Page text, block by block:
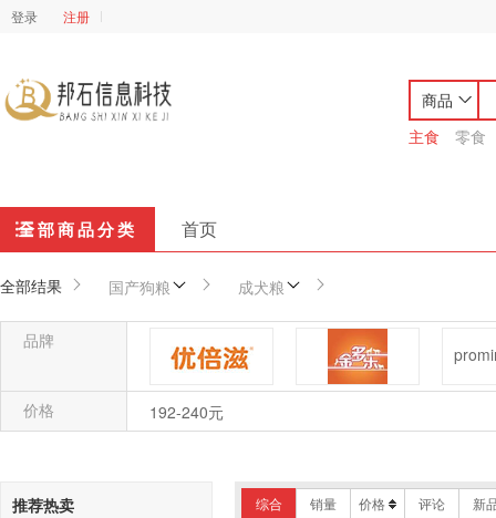
登录 注册
商品
主食
零食
全部商品分类 首页
全部结果 国产狗粮 成犬粮
品牌
优倍滋
价格 192-240元
推荐热卖 综合 销量 价格 评论 新